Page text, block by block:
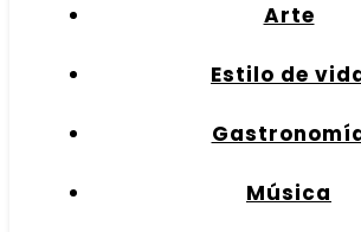
Arte
Estilo de
Música